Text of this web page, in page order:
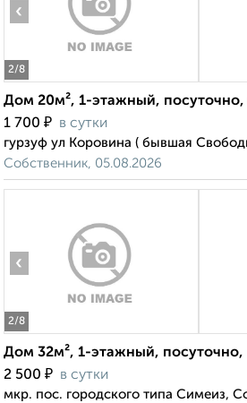
2/8
‹
Дом 20м², 1-этажный, посуточно,
1 700 ₽ в сутки
гурзуф ул Коровина ( бывшая
Собственник, 05.08.2026
2/8
‹
Дом 32м², 1-этажный, посуточно,
2 500 ₽ в сутки
мкр. пос. городского типа Симеиз,